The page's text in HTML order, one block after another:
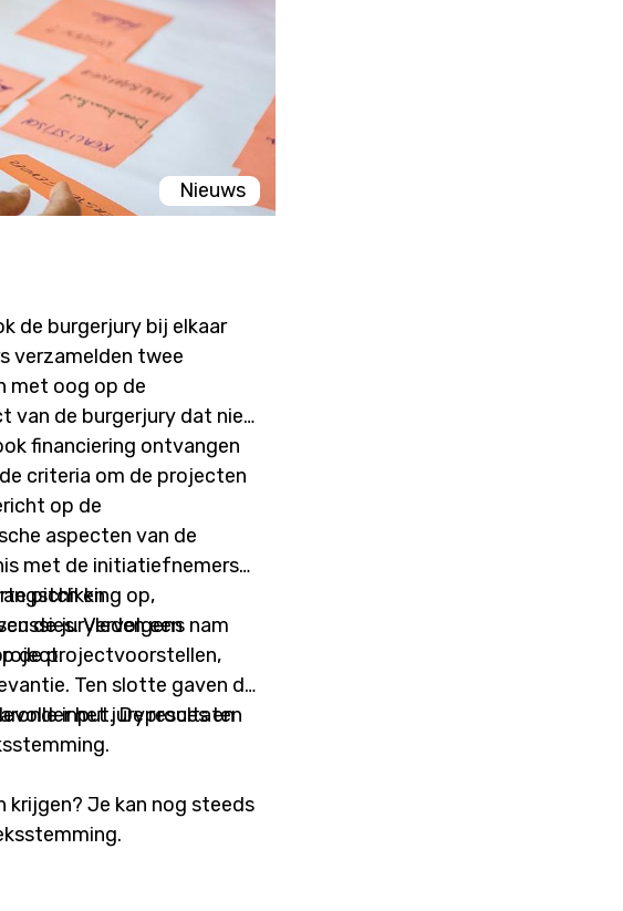
Nieuws
de burgerjury bij elkaar
verzamelden twee
met oog op de
van de burgerjury dat niet
financiering ontvangen
criteria om de projecten
op de
aspecten van de
met de initiatiefnemers
pitch en
de juryleden een
op,
Vervolgens nam
de projectvoorstellen,
Ten slotte gaven de
het juryproces en
input. De resultaten
krijgen? Je kan nog steeds